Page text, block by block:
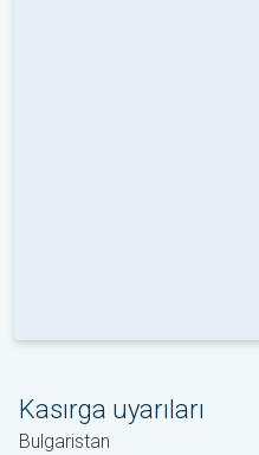
Kasırga uyarıları
Bulgaristan